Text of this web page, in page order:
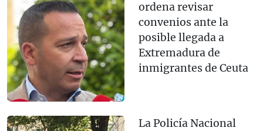
ordena revisar
convenios ante la
posible llegada a
Extremadura de
inmigrantes de Ceuta
La Policía Nacional